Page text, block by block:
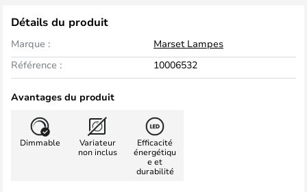
Détails du produit
Marque :
Marset Lampes
Référence :
10006532
Avantages du produit
Dimmable
Variateur
non inclus
Efficacité
énergétiqu
e et
durabilité